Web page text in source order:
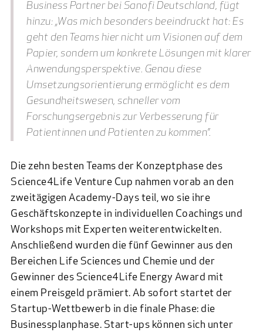
Business Partner bei Sanofi Deutschland, fügt
hinzu: „Was mich besonders beeindruckt hat: Es
geht den Teams hier nicht um Visionen auf dem
Papier, sondern um konkrete Lösungen mit klarer
Anwendungsperspektive. Genau diese
Umsetzungsorientierung ermöglicht es dem
Gesundheitswesen, schneller vom
Forschungsergebnis zur Verbesserung für
Patientinnen und Patienten zu kommen”.
Die zehn besten Teams der Konzeptphase des
Science4Life Venture Cup nahmen vorab an den
zweitägigen Academy-Days teil, wo sie ihre
Geschäftskonzepte in individuellen Coachings und
Workshops mit Experten weiterentwickelten.
Anschließend wurden die fünf Gewinner aus den
Bereichen Life Sciences und Chemie und der
Gewinner des Science4Life Energy Award mit
einem Preisgeld prämiert. Ab sofort startet der
Startup-Wettbewerb in die finale Phase: die
Businessplanphase. Start-ups können sich unter